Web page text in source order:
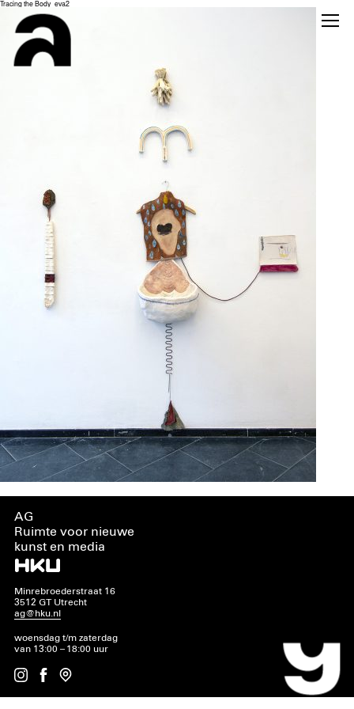
Tracing the Body_eva2
AG
Ruimte voor nieuwe
kunst en media
Minrebroederstraat 16
3512 GT Utrecht
ag@hku.nl
woensdag t/m zaterdag
van 13:00 – 18:00 uur